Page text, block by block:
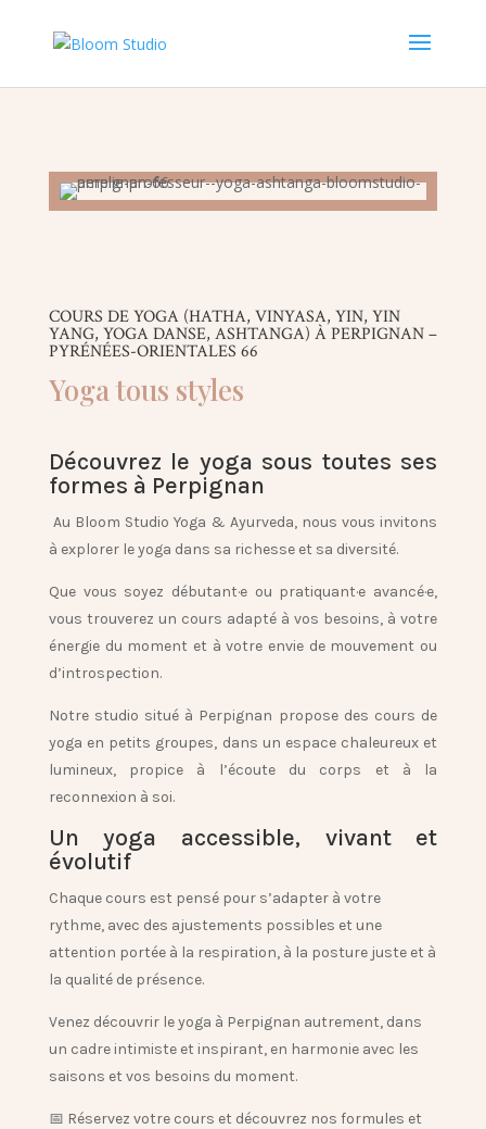
COURS DE YOGA (HATHA, VINYASA, YIN, YIN
YANG, YOGA DANSE, ASHTANGA) À PERPIGNAN –
PYRÉNÉES-ORIENTALES 66
Yoga tous styles
Découvrez le yoga sous toutes ses
formes à Perpignan
Au Bloom Studio Yoga & Ayurveda, nous vous invitons
à explorer le yoga dans sa richesse et sa diversité.
Que vous soyez débutant·e ou pratiquant·e avancé·e,
vous trouverez un cours adapté à vos besoins, à votre
énergie du moment et à votre envie de mouvement ou
d’introspection.
Notre studio situé à Perpignan propose des cours de
yoga en petits groupes, dans un espace chaleureux et
lumineux, propice à l’écoute du corps et à la
reconnexion à soi.
Un yoga accessible, vivant et
évolutif
Chaque cours est pensé pour s’adapter à votre
rythme, avec des ajustements possibles et une
attention portée à la respiration, à la posture juste et à
la qualité de présence.
Venez découvrir le yoga à Perpignan autrement, dans
un cadre intimiste et inspirant, en harmonie avec les
saisons et vos besoins du moment.
📅 Réservez votre cours et découvrez nos formules et